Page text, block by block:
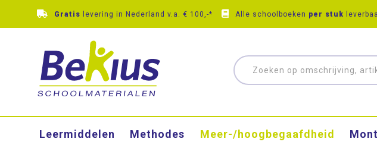
Gratis levering in Nederland v.a. € 100,-* Alle schoolboeken per stuk
Leermiddelen Methodes Meer-/hoog­begaafdheid